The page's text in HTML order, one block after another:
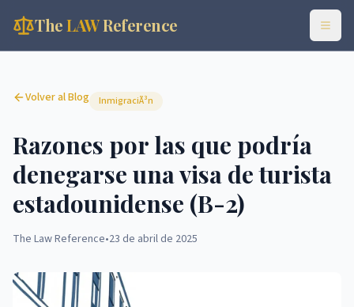
TheLAWReference
Volver al Blog InmigraciÃ³n
Razones por las que podría
denegarse una visa de turista
estadounidense (B-2)
The Law Reference•23 de abril de 2025